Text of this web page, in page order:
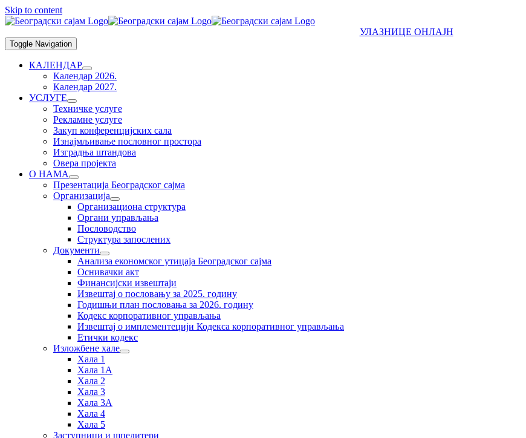
Skip to content
УЛАЗНИЦЕ ОНЛАЈН
Toggle Navigation
КАЛЕНДАР
Календар 2026.
Календар 2027.
УСЛУГЕ
Техничке услуге
Рекламне услуге
Закуп конференцијских сала
Изнајмљивање пословног простора
Изградња штандова
Овера пројекта
О НАМА
Презентација Београдског сајма
Организација
Организациона структура
Органи управљања
Пословодство
Структура запослених
Документи
Анализа економског утицаја Београдског сајма
Оснивачки акт
Финансијски извештаји
Извештај о пословању за 2025. годину
Годишњи план пословања за 2026. годину
Кодекс корпоративног управљања
Извештај о имплементецији Кодекса корпоративног управљања
Етички кодекс
Изложбене хале
Хала 1
Хала 1А
Хала 2
Хала 3
Хала 3А
Хала 4
Хала 5
Заступници и шпедитери